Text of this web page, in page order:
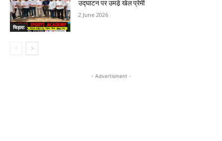
चिड़ावा
उद्घाटन पर उमडे़ खेल प्रेमी
2 June 2026
- Advertisment -